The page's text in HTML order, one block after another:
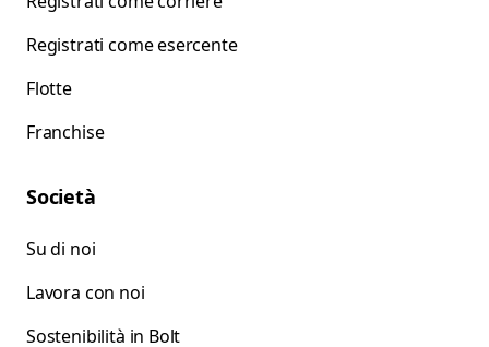
Registrati come esercente
Flotte
Franchise
Società
Su di noi
Lavora con noi
Sostenibilità in Bolt